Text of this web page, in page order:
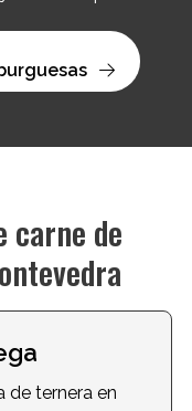
carne de
de ternera en